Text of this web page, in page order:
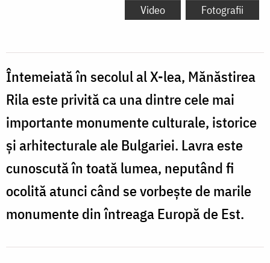
Video Fotografii
Întemeiată în secolul al X-lea, Mănăstirea
Rila este privită ca una dintre cele mai
importante monumente culturale, istorice
și arhitecturale ale Bulgariei. Lavra este
cunoscută în toată lumea, neputând fi
ocolită atunci când se vorbește de marile
monumente din întreaga Europă de Est.